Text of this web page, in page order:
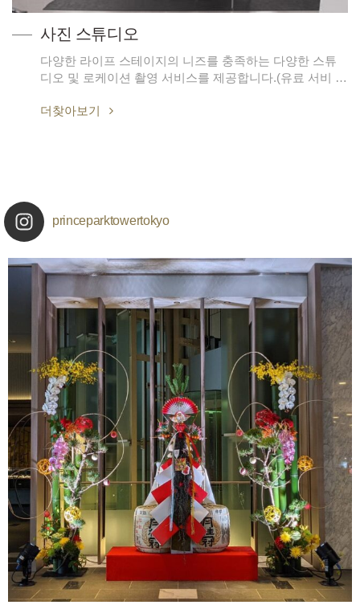
사진 스튜디오
다양한 라이프 스테이지의 니즈를 충족하는 다양한 스튜
디오 및 로케이션 촬영 서비스를 제공합니다.(유료 서비 …
더찾아보기
princeparktowertokyo